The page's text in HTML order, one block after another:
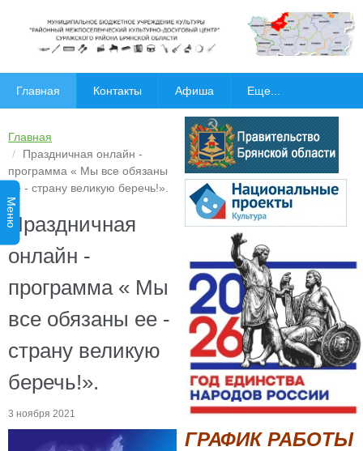
Главная Контакты Афиша Еще...
Меню
ГРАФИК РАБОТЫ
Главная
Праздничная онлайн -
программа « Мы все обязаны
ее - страну великую беречь!».
Праздничная
онлайн -
программа « Мы
все обязаны ее -
страну великую
беречь!».
3 ноября 2021